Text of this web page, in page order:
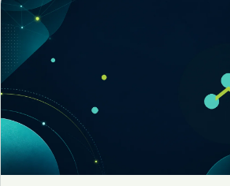
habilidades. […]